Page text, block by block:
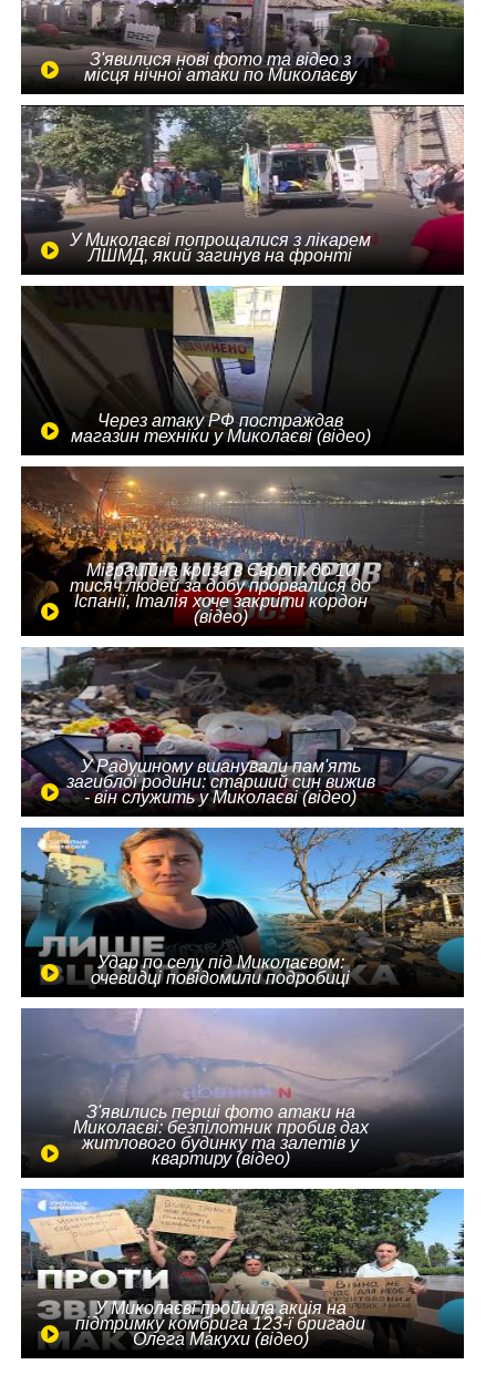
З'явилися нові фото та відео з
місця нічної атаки по Миколаєву
У Миколаєві попрощалися з лікарем
ЛШМД, який загинув на фронті
Через атаку РФ постраждав
магазин техніки у Миколаєві (відео)
Міграційна криза в Європі: до 10
тисяч людей за добу прорвалися до
Іспанії, Італія хоче закрити кордон
(відео)
У Радушному вшанували пам'ять
загиблої родини: старший син вижив
- він служить у Миколаєві (відео)
Удар по селу під Миколаєвом:
очевидці повідомили подробиці
З'явились перші фото атаки на
Миколаєві: безпілотник пробив дах
житлового будинку та залетів у
квартиру (відео)
У Миколаєві пройшла акція на
підтримку комбрига 123-ї бригади
Олега Макухи (відео)